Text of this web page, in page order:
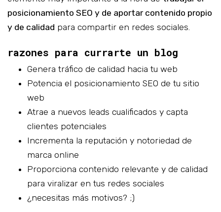
posicionamiento SEO y de aportar contenido propio
y de calidad para compartir en redes sociales.
razones para currarte un blog
Genera tráfico de calidad hacia tu web
Potencia el posicionamiento SEO de tu sitio
web
Atrae a nuevos leads cualificados y capta
clientes potenciales
Incrementa la reputación y notoriedad de
marca online
Proporciona contenido relevante y de calidad
para viralizar en tus redes sociales
¿necesitas más motivos? ;)